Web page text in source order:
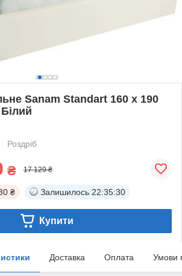
Sanam Standart 160 х 190
Роздріб
₴ 17 129 ₴
₴ Залишилось 22:35:30
Купити
Доставка Оплата Умови